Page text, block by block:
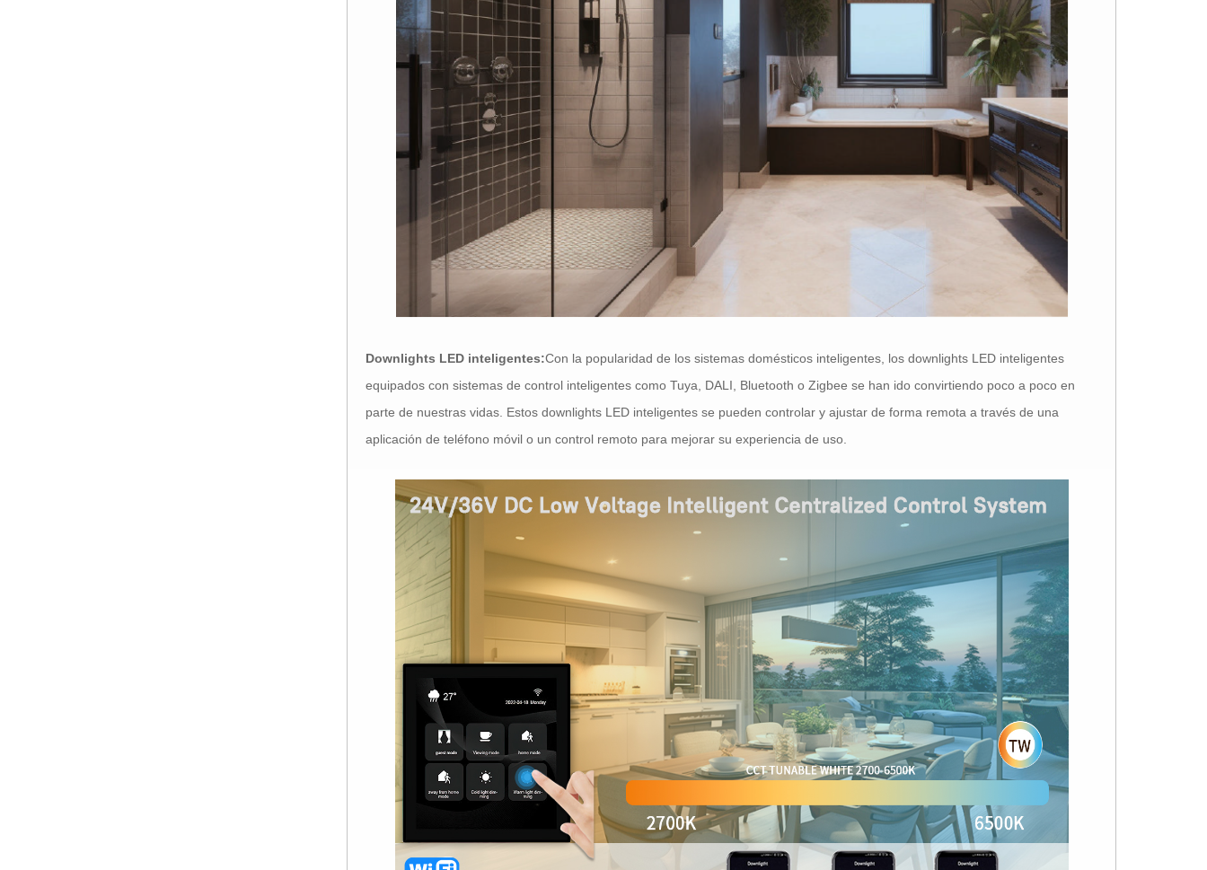
Downlights LED inteligentes:Con la popularidad de los sistemas domésticos inteligentes, los downlights LED inteligentes
equipados con sistemas de control inteligentes como Tuya, DALI, Bluetooth o Zigbee se han ido convirtiendo poco a poco en
parte de nuestras vidas. Estos downlights LED inteligentes se pueden controlar y ajustar de forma remota a través de una
aplicación de teléfono móvil o un control remoto para mejorar su experiencia de uso.